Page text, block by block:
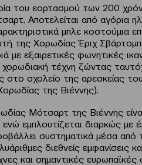
του εορτασμού των 200
Αποτελείται από αγόρια
μπλε κοστούμια
της Χορωδίας Έριχ
με εξαιρετικές φωνητικές
τέχνη ζώντας
στο σχολείο της αρεσκείας
της Βιέννης).
Μότσαρτ της Βιέννης
εμπλουτίζεται διαρκώς με
συστηματικά μέσα από
διεθνείς εμφανίσεις
και σημαντικές ευρωπαϊκές